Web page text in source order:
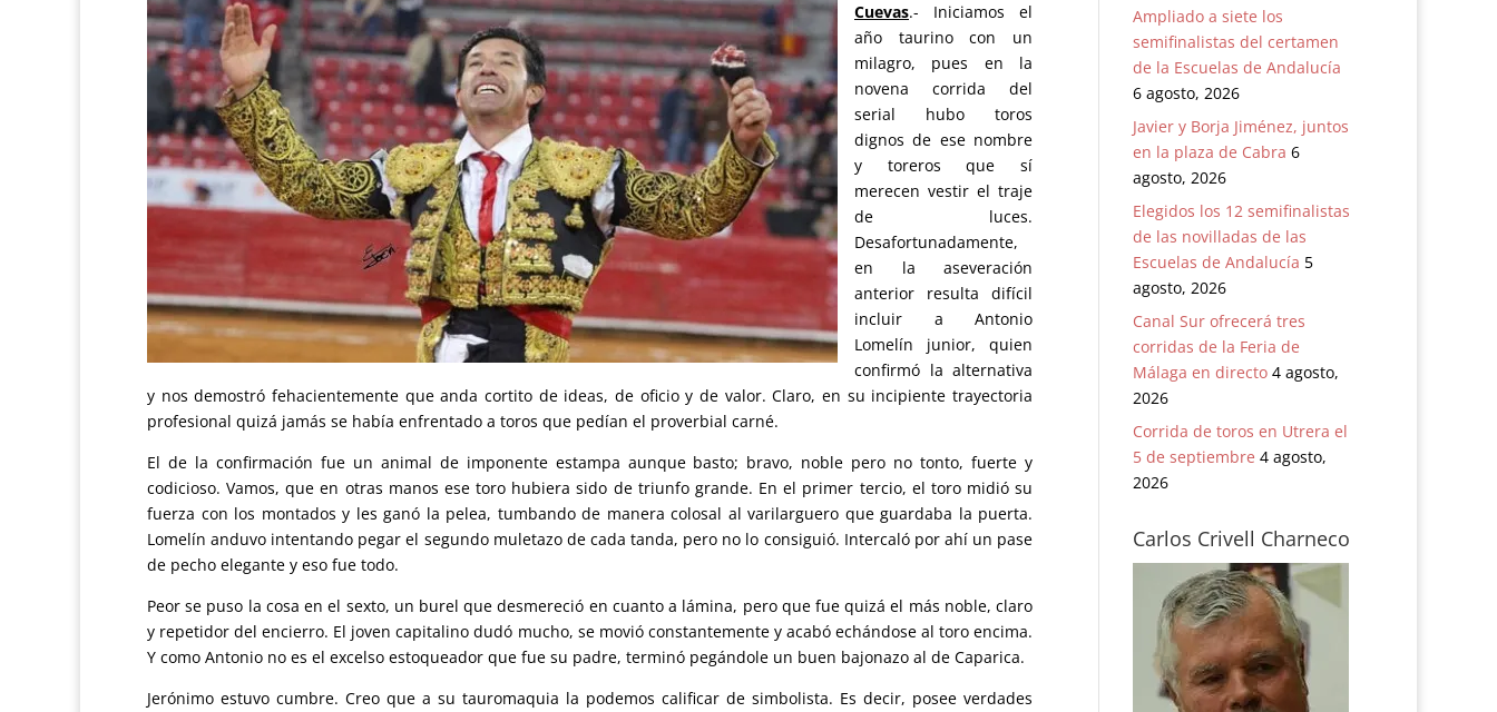
Cuevas.- Iniciamos el
año taurino con un
milagro, pues en la
novena corrida del
serial hubo toros
dignos de ese nombre
y toreros que sí
merecen vestir el traje
de luces.
Desafortunadamente,
en la aseveración
anterior resulta difícil
incluir a Antonio
Lomelín junior, quien
confirmó la alternativa
y nos demostró fehacientemente que anda cortito de ideas, de oficio y de valor. Claro, en su incipiente trayectoria
profesional quizá jamás se había enfrentado a toros que pedían el proverbial carné.
El de la confirmación fue un animal de imponente estampa aunque basto; bravo, noble pero no tonto, fuerte y
codicioso. Vamos, que en otras manos ese toro hubiera sido de triunfo grande. En el primer tercio, el toro midió su
fuerza con los montados y les ganó la pelea, tumbando de manera colosal al varilarguero que guardaba la puerta.
Lomelín anduvo intentando pegar el segundo muletazo de cada tanda, pero no lo consiguió. Intercaló por ahí un pase
de pecho elegante y eso fue todo.
Peor se puso la cosa en el sexto, un burel que desmereció en cuanto a lámina, pero que fue quizá el más noble, claro
y repetidor del encierro. El joven capitalino dudó mucho, se movió constantemente y acabó echándose al toro encima.
Y como Antonio no es el excelso estoqueador que fue su padre, terminó pegándole un buen bajonazo al de Caparica.
Jerónimo estuvo cumbre. Creo que a su tauromaquia la podemos calificar de simbolista. Es decir, posee verdades
Ampliado a siete los
semifinalistas del certamen
de la Escuelas de Andalucía
6 agosto, 2026
Javier y Borja Jiménez, juntos
en la plaza de Cabra 6
agosto, 2026
Elegidos los 12 semifinalistas
de las novilladas de las
Escuelas de Andalucía 5
agosto, 2026
Canal Sur ofrecerá tres
corridas de la Feria de
Málaga en directo 4 agosto,
2026
Corrida de toros en Utrera el
5 de septiembre 4 agosto,
2026
Carlos Crivell Charneco